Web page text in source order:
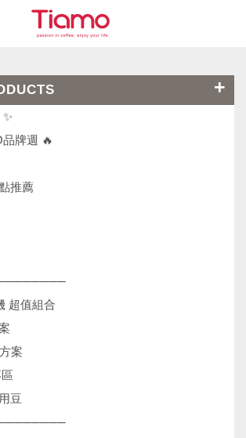
牌週 🔥
推薦
超值組合
案
豆